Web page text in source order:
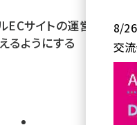
ECサイトの運営企業
るようにする
8/26
交